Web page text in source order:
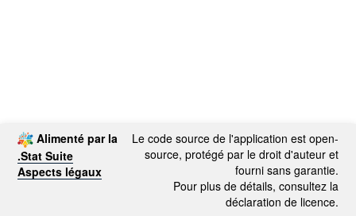
Alimenté par la
.Stat Suite
Aspects légaux
Le code source de l'application est open-
source, protégé par le droit d'auteur et
fourni sans garantie.
Pour plus de détails, consultez la
déclaration de licence.